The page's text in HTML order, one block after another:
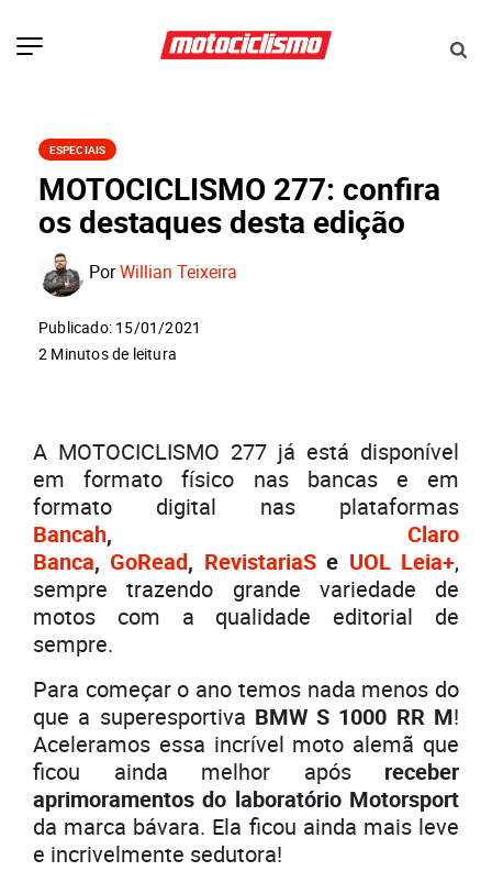
ESPECIAIS
MOTOCICLISMO 277: confira
os destaques desta edição
PorWillian Teixeira
Publicado: 15/01/2021
2 Minutos de leitura
A MOTOCICLISMO 277 já está disponível
em formato físico nas bancas e em
formato digital nas plataformas
Bancah, Claro
Banca, GoRead, RevistariaSe UOL Leia+,
sempre trazendo grande variedade de
motos com a qualidade editorial de
sempre.
Para começar o ano temos nada menos do
que a superesportiva BMW S 1000 RR M!
Aceleramos essa incrível moto alemã que
ficou ainda melhor após receber
aprimoramentos do laboratório Motorsport
da marca bávara. Ela ficou ainda mais leve
e incrivelmente sedutora!